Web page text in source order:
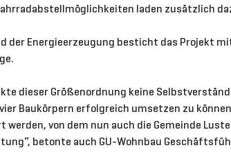
laden zusätzlich
der Energieerzeugung besticht das Projekt
dieser Größenordnung keine
Baukörpern erfolgreich umsetzen zu
werden, von dem nun auch die Gemeinde
betonte auch GU-Wohnbau